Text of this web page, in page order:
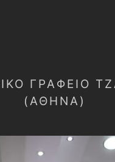
ΓΡΑΦΕΙΟ
(ΑΘΗΝΑ)